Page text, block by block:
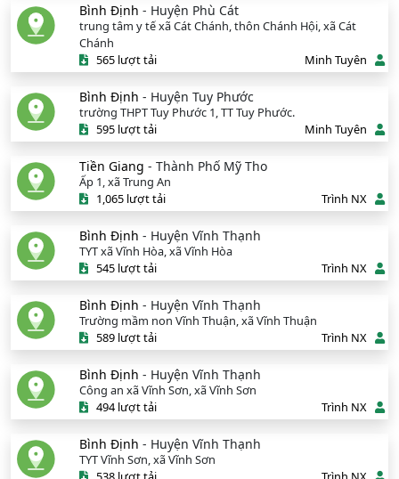
Bình Định - Huyện Phù Cát
trung tâm y tế xã Cát Chánh, thôn Chánh Hội, xã Cát
Chánh
565 lượt tải
Minh Tuyên
Bình Định - Huyện Tuy Phước
trường THPT Tuy Phước 1, TT Tuy Phước.
595 lượt tải
Minh Tuyên
Tiền Giang - Thành Phố Mỹ Tho
Ấp 1, xã Trung An
1,065 lượt tải
Trình NX
Bình Định - Huyện Vĩnh Thạnh
TYT xã Vĩnh Hòa, xã Vĩnh Hòa
545 lượt tải
Trình NX
Bình Định - Huyện Vĩnh Thạnh
Trường mầm non Vĩnh Thuận, xã Vĩnh Thuận
589 lượt tải
Trình NX
Bình Định - Huyện Vĩnh Thạnh
Công an xã Vĩnh Sơn, xã Vĩnh Sơn
494 lượt tải
Trình NX
Bình Định - Huyện Vĩnh Thạnh
TYT Vĩnh Sơn, xã Vĩnh Sơn